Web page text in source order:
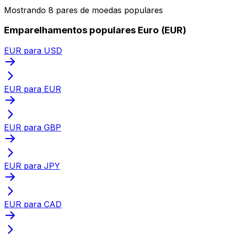
Mostrando 8 pares de moedas populares
Emparelhamentos populares Euro (EUR)
EUR para USD
EUR para EUR
EUR para GBP
EUR para JPY
EUR para CAD